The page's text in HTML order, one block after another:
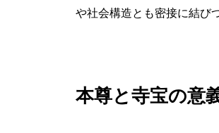
や社会構造とも密接に結び
本尊と寺宝の意